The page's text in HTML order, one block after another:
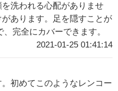
洗われる心配がありませ
あります。足を隠すことが
完全にカバーできます。
2021-01-25 01:41:14
初めてこのようなレンコー